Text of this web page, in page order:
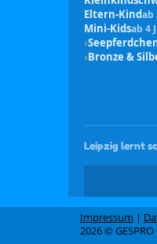
Eltern-Kindab
Mini-Kidsab 4
›
›Bronze &
Leipzig lernt
Impressum |
2026 ©